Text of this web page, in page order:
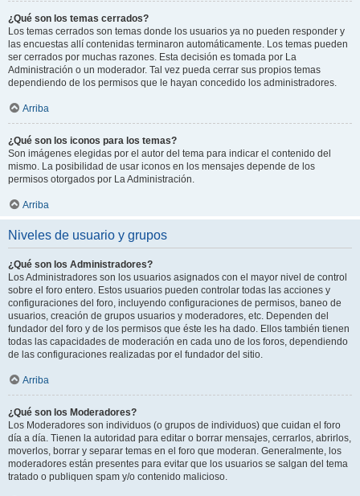
¿Qué son los temas cerrados?
Los temas cerrados son temas donde los usuarios ya no pueden responder y
las encuestas allí contenidas terminaron automáticamente. Los temas pueden
ser cerrados por muchas razones. Esta decisión es tomada por La
Administración o un moderador. Tal vez pueda cerrar sus propios temas
dependiendo de los permisos que le hayan concedido los administradores.
Arriba
¿Qué son los iconos para los temas?
Son imágenes elegidas por el autor del tema para indicar el contenido del
mismo. La posibilidad de usar iconos en los mensajes depende de los
permisos otorgados por La Administración.
Arriba
Niveles de usuario y grupos
¿Qué son los Administradores?
Los Administradores son los usuarios asignados con el mayor nivel de control
sobre el foro entero. Estos usuarios pueden controlar todas las acciones y
configuraciones del foro, incluyendo configuraciones de permisos, baneo de
usuarios, creación de grupos usuarios y moderadores, etc. Dependen del
fundador del foro y de los permisos que éste les ha dado. Ellos también tienen
todas las capacidades de moderación en cada uno de los foros, dependiendo
de las configuraciones realizadas por el fundador del sitio.
Arriba
¿Qué son los Moderadores?
Los Moderadores son individuos (o grupos de individuos) que cuidan el foro
día a día. Tienen la autoridad para editar o borrar mensajes, cerrarlos, abrirlos,
moverlos, borrar y separar temas en el foro que moderan. Generalmente, los
moderadores están presentes para evitar que los usuarios se salgan del tema
tratado o publiquen spam y/o contenido malicioso.